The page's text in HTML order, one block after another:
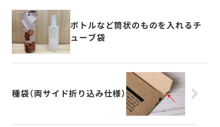
ボトルなど筒状のものを入れるチ
ューブ袋
種袋（両サイド折り込み仕様）